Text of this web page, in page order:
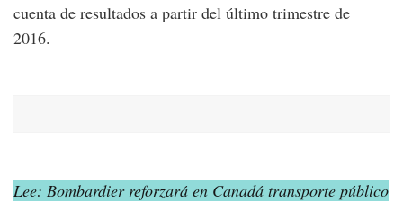
cuenta de resultados a partir del último trimestre de
2016.
Lee: Bombardier reforzará en Canadá transporte público